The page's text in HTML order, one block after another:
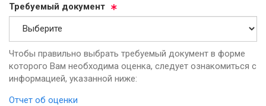
Тре­бу­емый до­ку­мент
Чтобы правильно выбрать требуемый документ в форме
которого Вам необходима оценка, следует ознакомиться с
информацией, указанной ниже:
Отчет об оценки